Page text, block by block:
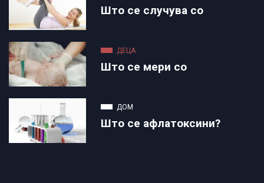
Што се случува со
ДЕЦА
Што се мери со
ДОМ
Што се афлатоксини?